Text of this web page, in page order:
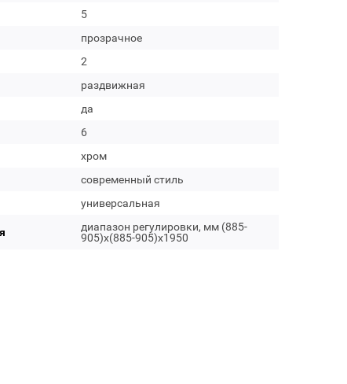
5
прозрачное
2
раздвижная
да
6
хром
современный стиль
универсальная
диапазон регулировки, мм (885-
905)х(885-905)х1950